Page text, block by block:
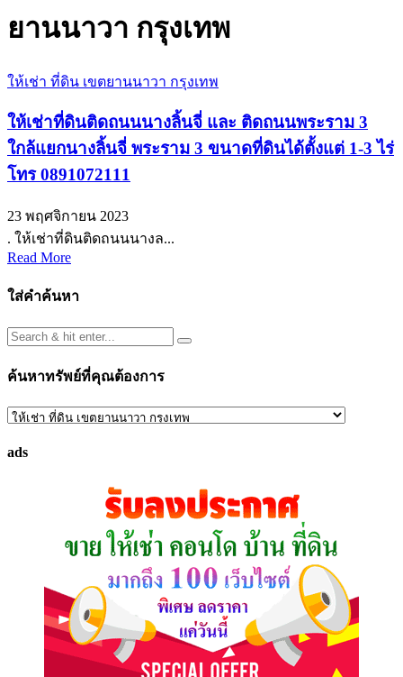
ยานนาวา กรุงเทพ
ให้เช่า ที่ดิน เขตยานนาวา กรุงเทพ
ให้เช่าที่ดินติดถนนนางลิ้นจี่ และ ติดถนนพระราม 3
ใกล้แยกนางลิ้นจี่ พระราม 3 ขนาดที่ดินได้ตั้งแต่ 1-3 ไร่
โทร 0891072111
23 พฤศจิกายน 2023
. ให้เช่าที่ดินติดถนนนางล...
Read More
ใส่คำค้นหา
ค้นหาทรัพย์ที่คุณต้องการ
ค้นหา
ที่
ads